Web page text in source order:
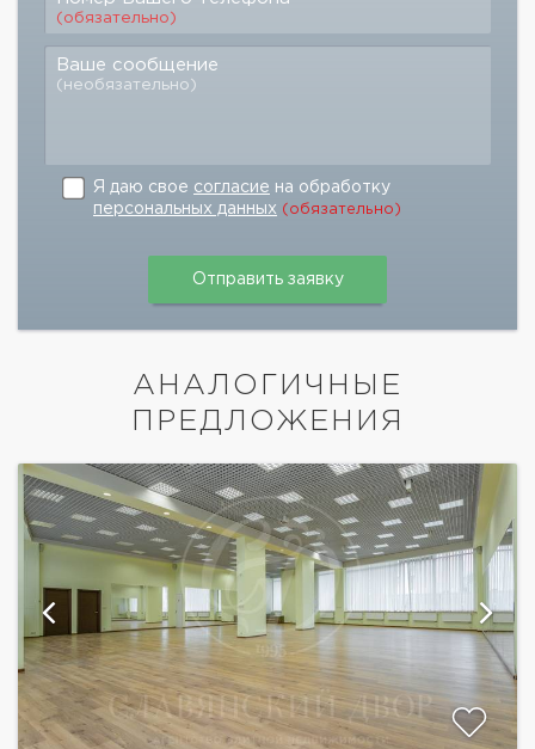
(обязательно)
Ваше сообщение
(необязательно)
Я даю свое согласие на обработку
персональных данных (обязательно)
АНАЛОГИЧНЫЕ
ПРЕДЛОЖЕНИЯ